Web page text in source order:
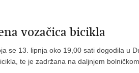
vozačica bicikla
se 13. lipnja oko 19,00 sati dogodila u
te je zadržana na daljnjem